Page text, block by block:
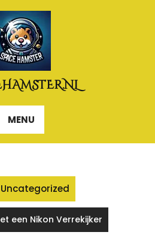
MENU
Uncategorized
een Nikon Verrekijker